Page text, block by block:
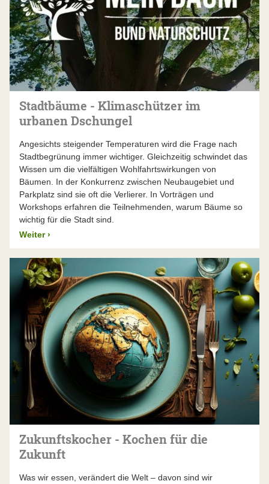
Stadtbäume - Klimaschützer im
urbanen Dschungel
Angesichts steigender Temperaturen wird die Frage nach
Stadtbegrünung immer wichtiger. Gleichzeitig schwindet das
Wissen um die vielfältigen Wohlfahrtswirkungen von
Bäumen. In der Konkurrenz zwischen Neubaugebiet und
Parkplatz sind sie oft die Verlierer. In Vorträgen und
Workshops erfahren die Teilnehmenden, warum Bäume so
wichtig für die Stadt sind.
Weiter ›
Zukunftskocher - Kochen für die
Zukunft
Was wir essen, verändert die Welt – davon sind wir